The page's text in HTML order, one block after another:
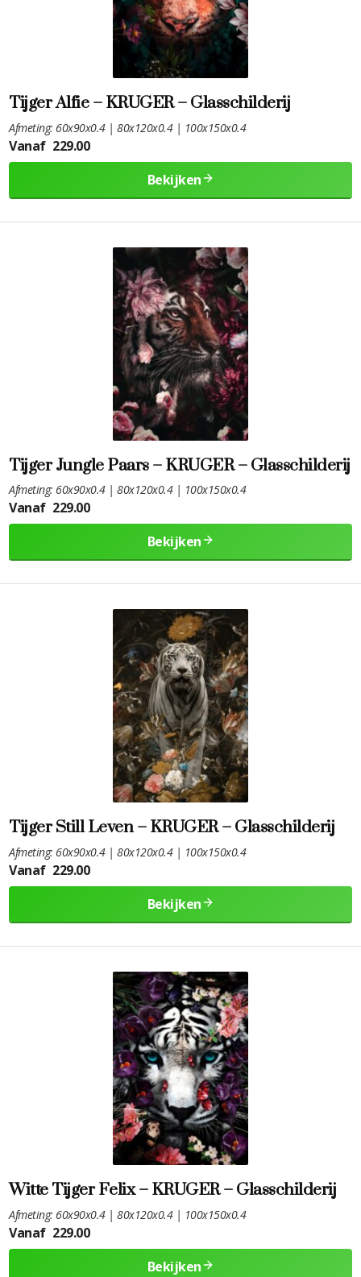
Tijger Alfie – KRUGER – Glasschilderij
Afmeting: 60x90x0.4 | 80x120x0.4 | 100x150x0.4
Vanaf 229.00
Bekijken
Tijger Jungle Paars – KRUGER – Glasschilderij
Afmeting: 60x90x0.4 | 80x120x0.4 | 100x150x0.4
Vanaf 229.00
Bekijken
Tijger Still Leven – KRUGER – Glasschilderij
Afmeting: 60x90x0.4 | 80x120x0.4 | 100x150x0.4
Vanaf 229.00
Bekijken
Witte Tijger Felix – KRUGER – Glasschilderij
Afmeting: 60x90x0.4 | 80x120x0.4 | 100x150x0.4
Vanaf 229.00
Bekijken